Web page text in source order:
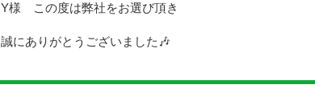
Y様 この度は弊社をお選び頂き
誠にありがとうございました🎶